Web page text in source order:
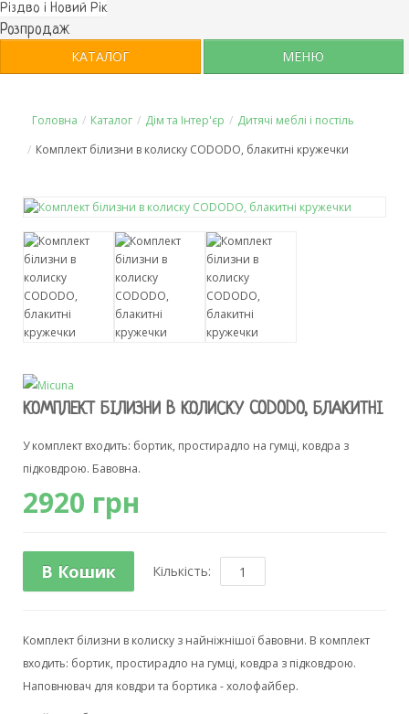
Різдво і Новий Рік
Розпродаж
КАТАЛОГ
МЕНЮ
Головна / Каталог / Дім та Інтер'єр / Дитячі меблі і постіль
/ Комплект білизни в колиску CODODO, блакитні кружечки
КОМПЛЕКТ БІЛИЗНИ В КОЛИСКУ CODODO, БЛАКИТНІ
У комплект входить: бортик, простирадло на гумці, ковдра з
підковдрою. Бавовна.
2920 грн
В Кошик Кількість:
Комплект білизни в колиску з найніжнішої бавовни. В комплект
входить: бортик, простирадло на гумці, ковдра з підковдрою.
Наповнювач для ковдри та бортика - холофайбер.